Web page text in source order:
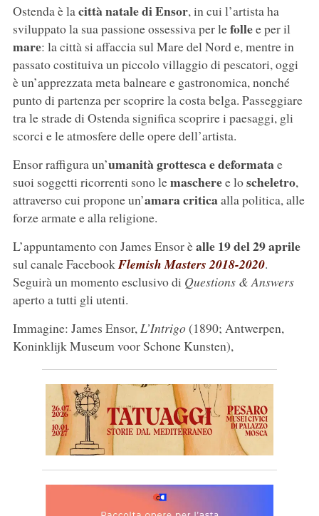
Ostenda è lacittà natale di Ensor, in cui l’artista ha
sviluppato la sua passione ossessiva per lefollee per il
mare: la città si affaccia sul Mare del Nord e, mentre in
passato costituiva un piccolo villaggio di pescatori, oggi
è un’apprezzata meta balneare e gastronomica, nonché
punto di partenza per scoprire la costa belga. Passeggiare
tra le strade di Ostenda significa scoprire i paesaggi, gli
scorci e le atmosfere delle opere dell’artista.
Ensor raffigura un’umanità grottesca e deformatae
suoi soggetti ricorrenti sono lemascheree loscheletro,
attraverso cui propone un’amara criticaalla politica, alle
forze armate e alla religione.
L’appuntamento con James Ensor èalle 19 del 29 aprile
sul canale FacebookFlemish Masters 2018-2020.
Seguirà un momento esclusivo di Questions & Answers
aperto a tutti gli utenti.
Immagine: James Ensor,L’Intrigo(1890; Antwerpen,
Koninklijk Museum voor Schone Kunsten),